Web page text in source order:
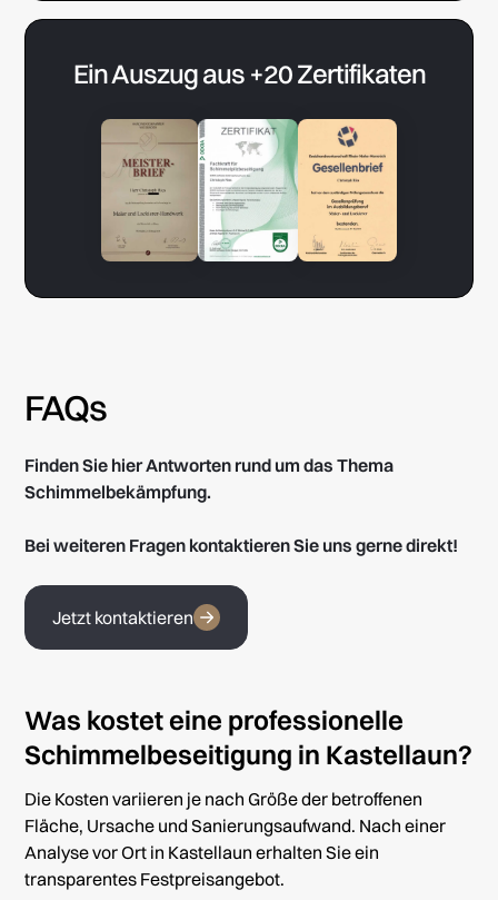
Ein Auszug aus +20 Zertifikaten
FAQs
Finden Sie hier Antworten rund um das Thema
Schimmelbekämpfung.
Bei weiteren Fragen kontaktieren Sie uns gerne direkt!
Jetzt kontaktieren
Was kostet eine professionelle
Schimmelbeseitigung in Kastellaun?
Die Kosten variieren je nach Größe der betroffenen
Fläche, Ursache und Sanierungsaufwand. Nach einer
Analyse vor Ort in Kastellaun erhalten Sie ein
transparentes Festpreisangebot.